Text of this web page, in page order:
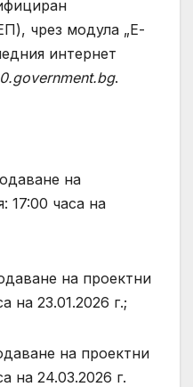
чрез модула „Е-
интернет
.
на
17:00 часа на
на проектни
на 23.01.2026 г.;
на проектни
на 24.03.2026 г.